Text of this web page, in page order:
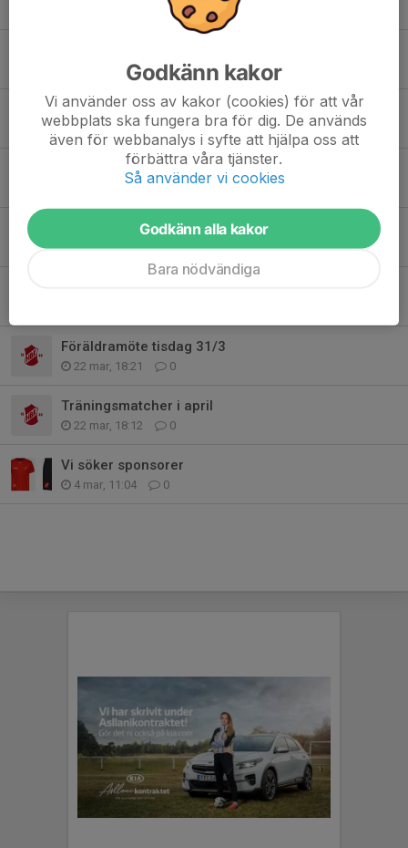
0
1 maj, 15:33 0
Jämn kamp mot Uppåkra IF
18 apr, 17:38 0
Träningstider i Hardeberga
13 apr, 10:22 0
Första 5 mot 5-matchen
11 apr, 15:58 0
Föräldramöte tisdag 31/3
22 mar, 18:21 0
Träningsmatcher i april
22 mar, 18:12 0
Vi söker sponsorer
4 mar, 11:04 0
Godkänn kakor
Vi använder oss av kakor (cookies) för att vår
webbplats ska fungera bra för dig. De används
även för webbanalys i syfte att hjälpa oss att
förbättra våra tjänster.
Så använder vi cookies
Godkänn alla kakor
Bara nödvändiga